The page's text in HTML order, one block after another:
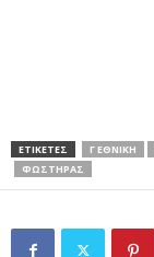
ΕΤΙΚΕΤΕΣ Γ ΕΘΝΙΚΗ
ΦΩΣΤΗΡΑΣ